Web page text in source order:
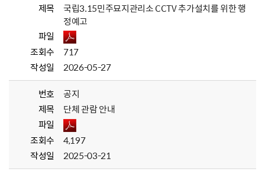
제목
국립3.15민주묘지관리소 CCTV 추가설치를 위한 행
정예고
파일
조회수
717
작성일
2026-05-27
번호
공지
제목
단체 관람 안내
파일
조회수
4,197
작성일
2025-03-21